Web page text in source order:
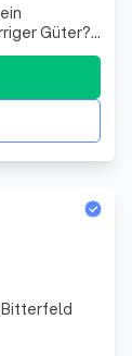
Güter?
Bitterfeld